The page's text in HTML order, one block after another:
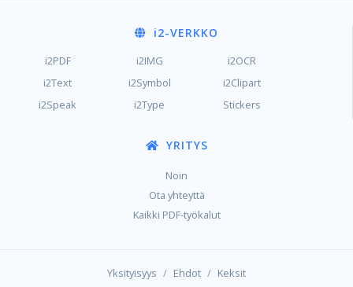
i2-VERKKO
i2PDF i2IMG
i2OCR
i2Text
i2Symbol
i2Clipart
i2Speak
i2Type Stickers
YRITYS
Noin
Ota yhteyttä
Kaikki PDF-työkalut
Yksityisyys / Ehdot / Keksit